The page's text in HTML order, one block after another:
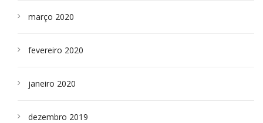
março 2020
fevereiro 2020
janeiro 2020
dezembro 2019